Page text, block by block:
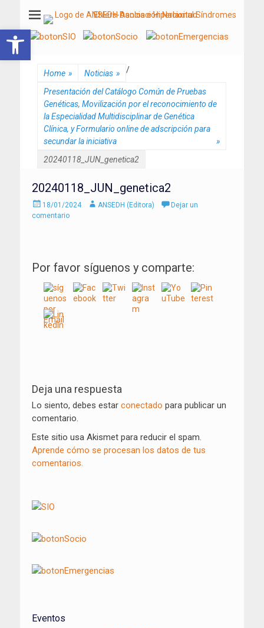
Abrir barra de herramientas
ANSEDH
Asociación Nacional del Síndrome de Ehlers-Danlos e Hiperlaxitud
Home » Noticias » /
Presentación del Catálogo Común de Pruebas
Genéticas, Movilización por el reconocimiento de
la Especialidad Multidisciplinar de Genética
Clínica, y Formulario online de adscripción para
secundar la iniciativa
»
20240118_JUN_genetica2
20240118_JUN_genetica2
Enviado
el
18/01/2024 AutorANSEDH (Editora)
Dejar un
comentario
Por favor síguenos y comparte:
de
entradas
Deja una respuesta
Lo siento, debes estar conectado para publicar un
comentario.
Este sitio usa Akismet para reducir el spam.
Aprende cómo se procesan los datos de tus
comentarios.
Eventos